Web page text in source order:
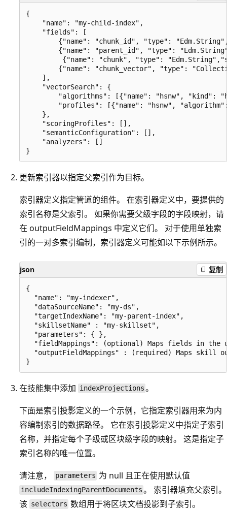
{
    "name": "my-child-index",
    "fields": [
{"name": "chunk_id", "type":
{"name": "parent_id", "type":
{"name": "chunk", "type":
{"name": "chunk_vector", "type":
    ],
    "vectorSearch": {
"algorithms": [{"name": "hsnw", "kind":
"profiles": [{"name": "hsnw",
    },
    "scoringProfiles": [],
    "semanticConfiguration": [],
    "analyzers": []
更新索引器以指定父索引作为目标。
索引器定义指定管道的组件。 在索引器定义中，要提供的
索引名称是父索引。 如果你需要父级字段的字段映射，请
在 outputFieldMappings 中定义它们。 对于使用单独索
引的一对多索引编制，索引器定义可能如以下示例所示。
json 复制
{
  "name": "my-indexer",
  "dataSourceName": "my-ds",
  "targetIndexName": "my-parent-index",
  "skillsetName" : "my-skillset",
  "parameters": { },
"fieldMappings": (optional) Maps fields in the
"outputFieldMappings" : (required) Maps skill
在技能集中添加 indexProjections 。
下面是索引投影定义的一个示例，它指定索引器用来为内
容编制索引的数据路径。 它在索引投影定义中指定子索引
名称，并指定每个子级或区块级字段的映射。 这是指定子
索引名称的唯一位置。
请注意，
parameters 为 null 且正在使用默认值
includeIndexingParentDocuments 。 索引器填充父索引。
该 selectors 数组用于将区块文档投影到子索引。